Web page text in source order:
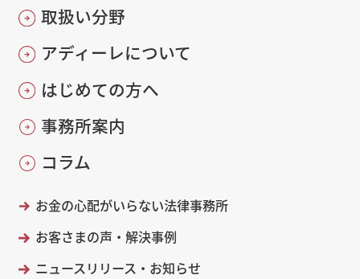
取扱い分野
アディーレについて
はじめての方へ
事務所案内
コラム
お金の心配がいらない法律事務所
お客さまの声・解決事例
ニュースリリース・お知らせ